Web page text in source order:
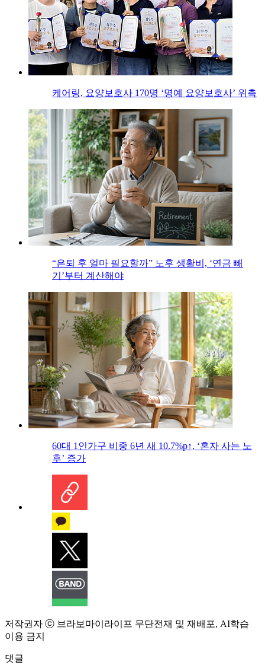
케어링, 요양보호사 170명 ‘명예 요양보호사’ 위촉
“은퇴 후 얼마 필요할까” 노후 생활비, ‘연금 빼
기’부터 계산해야
60대 1인가구 비중 6년 새 10.7%p↑, ‘혼자 사는 노
후’ 증가
저작권자 ⓒ 브라보마이라이프 무단전재 및 재배포, AI학습
이용 금지
댓글